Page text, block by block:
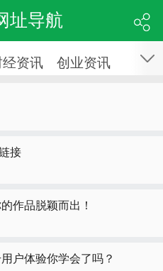
址导航
经资讯 创业资讯
接
作品脱颖而出！
户体验你学会了吗？